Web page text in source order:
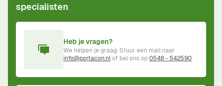
specialisten
Heb je vragen?
We helpen je graag. Stuur een mail naar
info@portacon.nlof bel ons op0548 - 542590.